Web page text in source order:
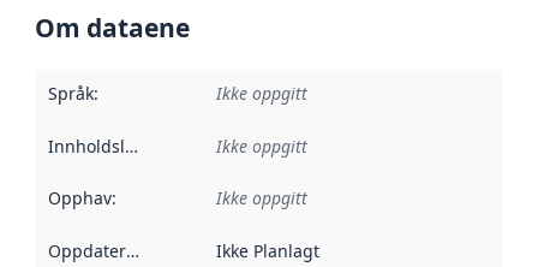
Om dataene
Språk: Ikke oppgitt
Innholdsleverandører :
Ikke oppgitt
Opphav: Ikke oppgitt
Oppdateringsfrekvens :
Ikke Planlagt